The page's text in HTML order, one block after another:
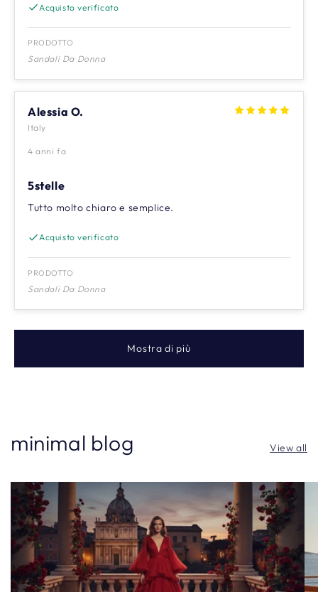
Acquisto verificato
PRODOTTO
Sandali Da Donna
Alessia O.
Italy
4 anni fa
5stelle
Tutto molto chiaro e semplice.
Acquisto verificato
PRODOTTO
Sandali Da Donna
Mostra di più
minimal blog View all